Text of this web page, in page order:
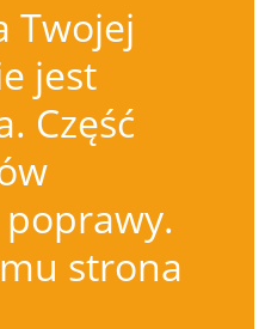
Twojej
jest
Część
strona